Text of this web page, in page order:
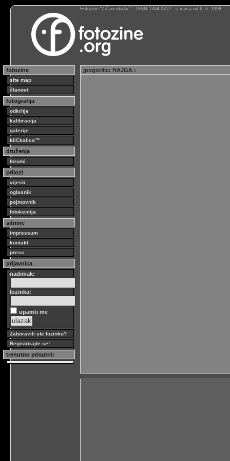
Fotozine “Žičani okidač” : ISSN 1334-0352 : s vama od 6. 6. 1998
fotozine
site map
članovi
fotografija
odkritje
kalibracija
galerije
kliCkalica™
druženja
forumi
prilozi
vijesti
oglasnik
pojmovnik
fotokemija
sitnine
impressum
kontakt
press
prijavnica
nadimak:
lozinka:
upamti me
Zaboravili ste lozinku?
Registrirajte se!
trenutno prisutni:
jpogorilic: HAJGA :